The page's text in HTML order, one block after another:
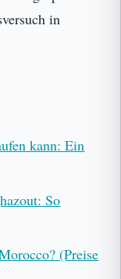
in
kann: Ein
So
(Preise